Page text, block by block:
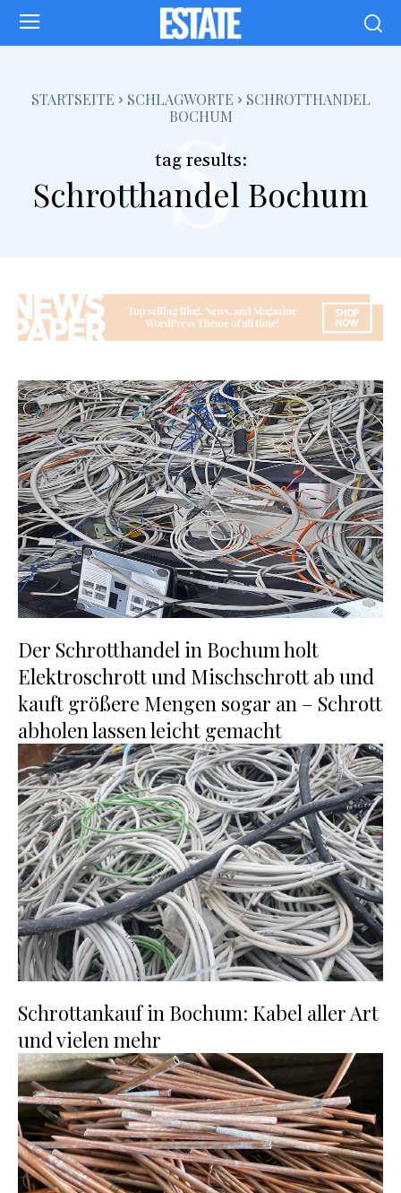
STARTSEITE SCHLAGWORTE
SCHROTTHANDEL
BOCHUM
tag results:
Schrotthandel Bochum
s
Der Schrotthandel in Bochum holt
Elektroschrott und Mischschrott ab und
kauft größere Mengen sogar an – Schrott
abholen lassen leicht gemacht
Schrottankauf in Bochum: Kabel aller Art
und vielen mehr